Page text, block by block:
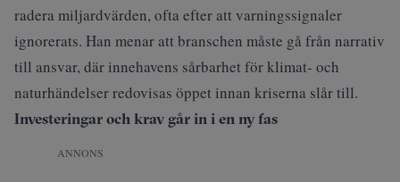
radera miljardvärden, ofta efter att varningssignaler
ignorerats. Han menar att branschen måste gå från narrativ
till ansvar, där innehavens sårbarhet för klimat- och
naturhändelser redovisas öppet innan kriserna slår till.
Investeringar och krav går in i en ny fas
ANNONS